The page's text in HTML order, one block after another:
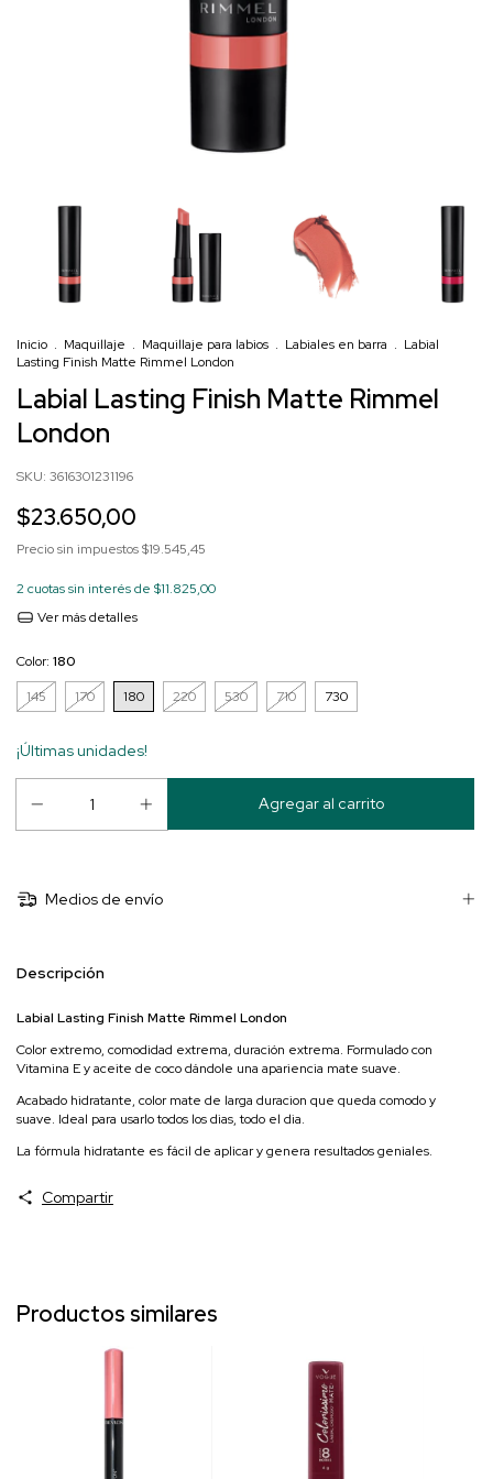
Inicio . Maquillaje . Maquillaje para labios . Labiales en barra . Labial
Lasting Finish Matte Rimmel London
Labial Lasting Finish Matte Rimmel
London
SKU: 3616301231196
$23.650,00
Precio sin impuestos$19.545,45
2 cuotas sin interés de $11.825,00
Ver más detalles
Color: 180
145
170 180 220 530 710 730
¡Últimas unidades!
Medios de envío
Descripción
Labial Lasting Finish Matte Rimmel London
Color extremo, comodidad extrema, duración extrema. Formulado con
Vitamina E y aceite de coco dándole una apariencia mate suave.
Acabado hidratante, color mate de larga duracion que queda comodo y
suave. Ideal para usarlo todos los dias, todo el dia.
La fórmula hidratante es fácil de aplicar y genera resultados geniales.
Compartir
Productos similares